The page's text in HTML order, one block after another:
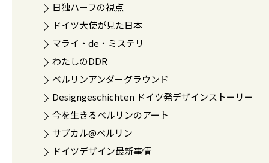
日独ハーフの視点
ドイツ大使が見た日本
マライ・de・ミステリ
わたしのDDR
ベルリンアンダーグラウンド
Designgeschichten ドイツ発デザインストーリー
今を生きるベルリンのアート
サブカル@ベルリン
ドイツデザイン最新事情